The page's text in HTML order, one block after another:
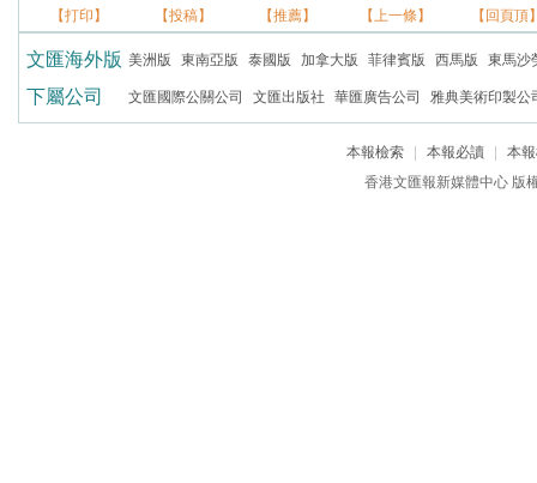
【打印】 【投稿】 【推薦】 【上一條】 【回頁頂
文匯海外版 美洲版 東南亞版 泰國版 加拿大版 菲律賓版 西馬版 東馬沙
下屬公司 文匯國際公關公司 文匯出版社 華匯廣告公司 雅典美術印製公
本報檢索 本報必讀
本
香港文匯報新媒體中心 版